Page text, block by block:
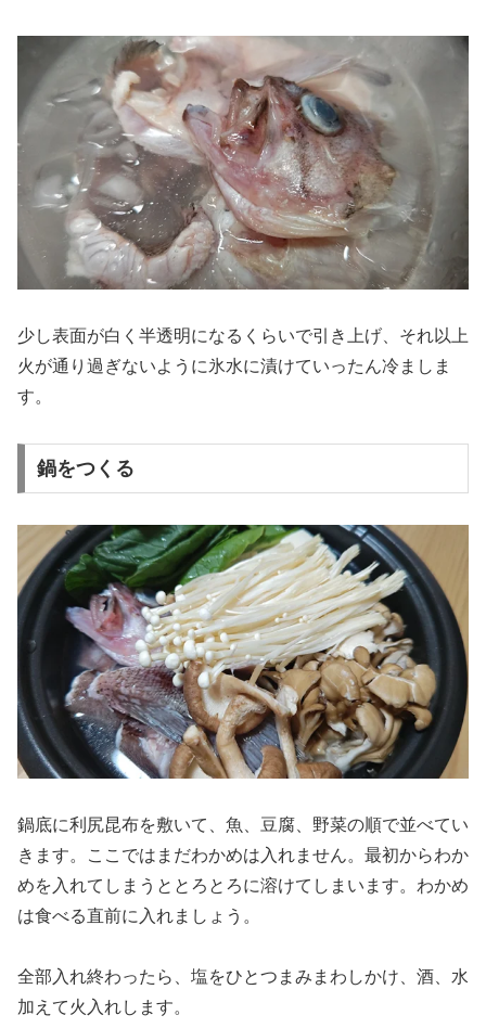
少し表面が白く半透明になるくらいで引き上げ、それ以上
火が通り過ぎないように氷水に漬けていったん冷ましま
す。
鍋をつくる
鍋底に利尻昆布を敷いて、魚、豆腐、野菜の順で並べてい
きます。ここではまだわかめは入れません。最初からわか
めを入れてしまうととろとろに溶けてしまいます。わかめ
は食べる直前に入れましょう。
全部入れ終わったら、塩をひとつまみまわしかけ、酒、水
加えて火入れします。